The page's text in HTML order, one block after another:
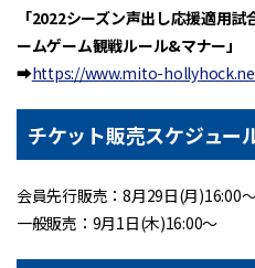
「2022シーズン声出し応援適用
ームゲーム観戦ルール&マナー」
➡https://www.mito-
チケット販売スケジュー
会員先行販売：8月29日(月)16:00
一般販売：9月1日(木)16:00～